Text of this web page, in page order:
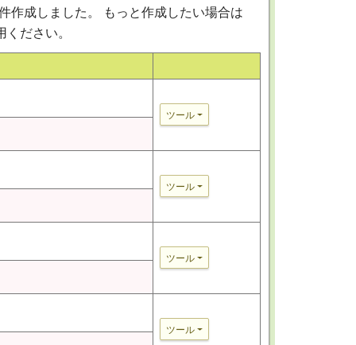
作成しました。 もっと作成したい場合は
ください。
ツール
ツール
ツール
ツール